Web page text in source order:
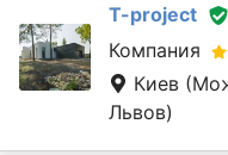
T-project
Компания
Киев
Львов)